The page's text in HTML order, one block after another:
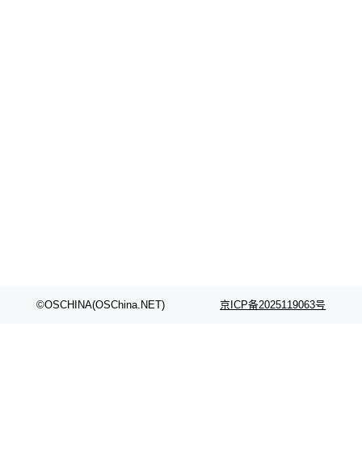
©OSCHINA(OSChina.NET) 京ICP备2025119063号